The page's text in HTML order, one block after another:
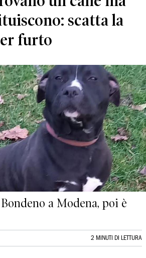
scatta la
furto
a Modena, poi è
2 MINUTI DI LETTURA